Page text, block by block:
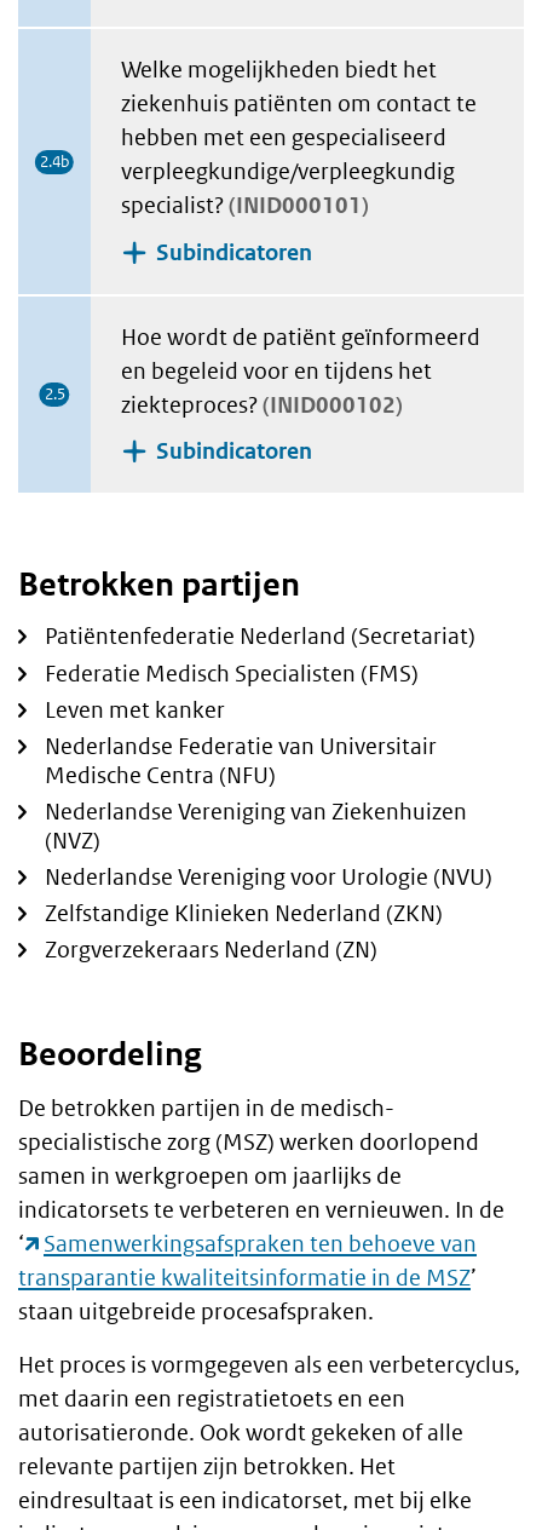
2.4b
Welke mogelijkheden biedt het
ziekenhuis patiënten om contact te
hebben met een gespecialiseerd
verpleegkundige/verpleegkundig
specialist? INID000101
Subindicatoren
2.5
Hoe wordt de patiënt geïnformeerd
en begeleid voor en tijdens het
ziekteproces? INID000102
Subindicatoren
Betrokken partijen
Patiëntenfederatie Nederland (Secretariat)
Federatie Medisch Specialisten (FMS)
Leven met kanker
Nederlandse Federatie van Universitair
Medische Centra (NFU)
Nederlandse Vereniging van Ziekenhuizen
(NVZ)
Nederlandse Vereniging voor Urologie (NVU)
Zelfstandige Klinieken Nederland (ZKN)
Zorgverzekeraars Nederland (ZN)
Beoordeling
De betrokken partijen in de medisch-
specialistische zorg (MSZ) werken doorlopend
samen in werkgroepen om jaarlijks de
indicatorsets te verbeteren en vernieuwen. In de
‘
Samenwerkingsafspraken ten behoeve van
transparantie kwaliteitsinformatie in de MSZ’
staan uitgebreide procesafspraken.
Het proces is vormgegeven als een verbetercyclus,
met daarin een registratietoets en een
autorisatieronde. Ook wordt gekeken of alle
relevante partijen zijn betrokken. Het
eindresultaat is een indicatorset, met bij elke